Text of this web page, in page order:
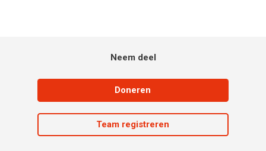
Neem deel
Doneren
Team registreren